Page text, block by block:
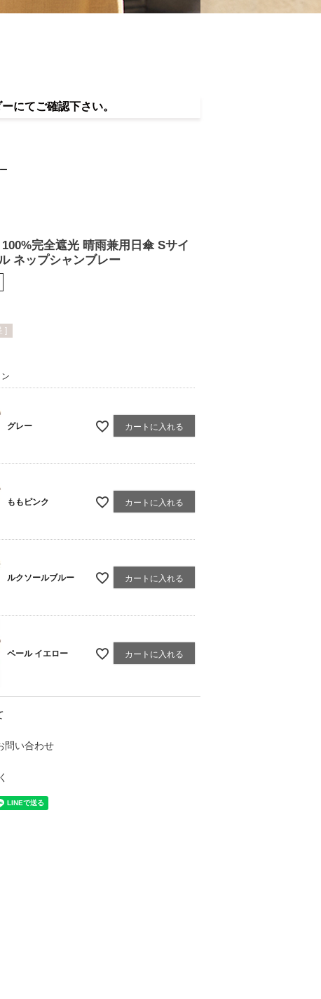
にてご確認下さい。
100%完全遮光 晴雨兼用日傘 Sサイ
ネップシャンブレー
]
グレー カートに入れる
ももピンク カートに入れる
ルクソールブルー カートに入れる
ペール イエロー カートに入れる
問い合わせ